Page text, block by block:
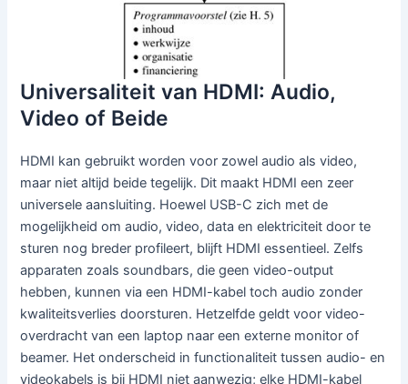
Universaliteit van HDMI: Audio,
Video of Beide
HDMI kan gebruikt worden voor zowel audio als video,
maar niet altijd beide tegelijk. Dit maakt HDMI een zeer
universele aansluiting. Hoewel USB-C zich met de
mogelijkheid om audio, video, data en elektriciteit door te
sturen nog breder profileert, blijft HDMI essentieel. Zelfs
apparaten zoals soundbars, die geen video-output
hebben, kunnen via een HDMI-kabel toch audio zonder
kwaliteitsverlies doorsturen. Hetzelfde geldt voor video-
overdracht van een laptop naar een externe monitor of
beamer. Het onderscheid in functionaliteit tussen audio- en
videokabels is bij HDMI niet aanwezig; elke HDMI-kabel